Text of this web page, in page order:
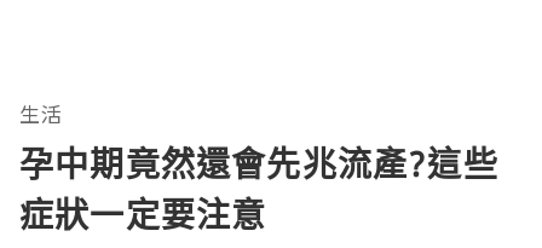
生活
孕中期竟然還會先兆流產?這些
症狀一定要注意